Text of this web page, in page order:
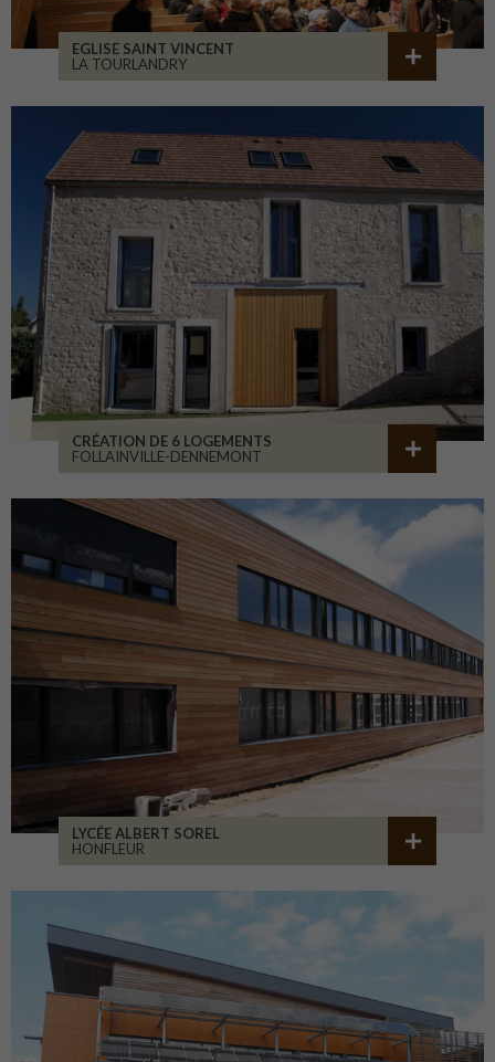
EGLISE SAINT VINCENT
LA TOURLANDRY
CRÉATION DE 6 LOGEMENTS
FOLLAINVILLE-DENNEMONT
LYCÉE ALBERT SOREL
HONFLEUR